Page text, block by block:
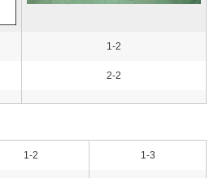
1-2
2-2
1-2 1-3